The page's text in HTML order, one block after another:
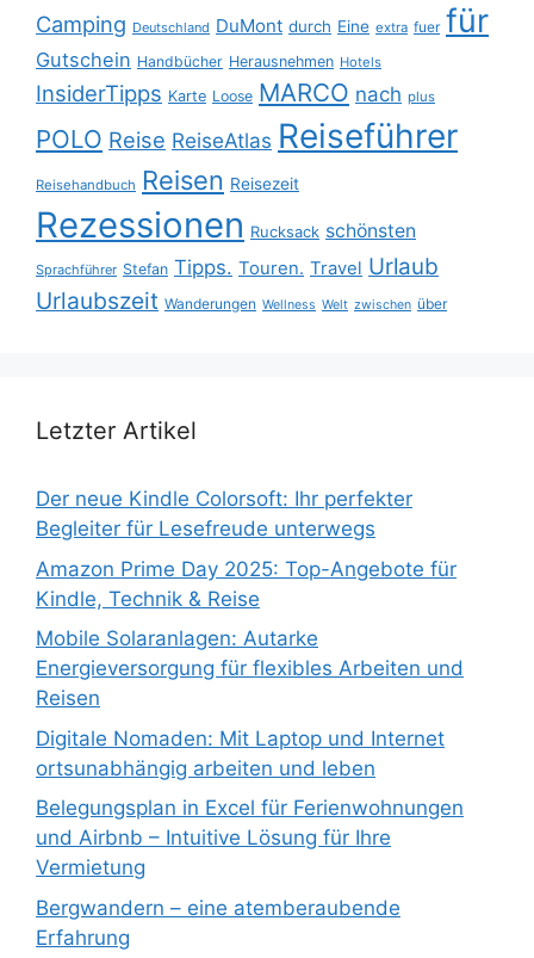
Camping Deutschland DuMont durch Eine extra fuer für
Gutschein Handbücher Herausnehmen Hotels
InsiderTipps Karte Loose MARCO nach plus
POLO Reise ReiseAtlas Reiseführer
Reisehandbuch Reisen Reisezeit
Rezessionen Rucksack schönsten
Sprachführer Stefan Tipps. Touren. Travel Urlaub
Urlaubszeit Wanderungen Wellness Welt zwischen über
Letzter Artikel
Der neue Kindle Colorsoft: Ihr perfekter
Begleiter für Lesefreude unterwegs
Amazon Prime Day 2025: Top-Angebote für
Kindle, Technik & Reise
Mobile Solaranlagen: Autarke
Energieversorgung für flexibles Arbeiten und
Reisen
Digitale Nomaden: Mit Laptop und Internet
ortsunabhängig arbeiten und leben
Belegungsplan in Excel für Ferienwohnungen
und Airbnb – Intuitive Lösung für Ihre
Vermietung
Bergwandern – eine atemberaubende
Erfahrung